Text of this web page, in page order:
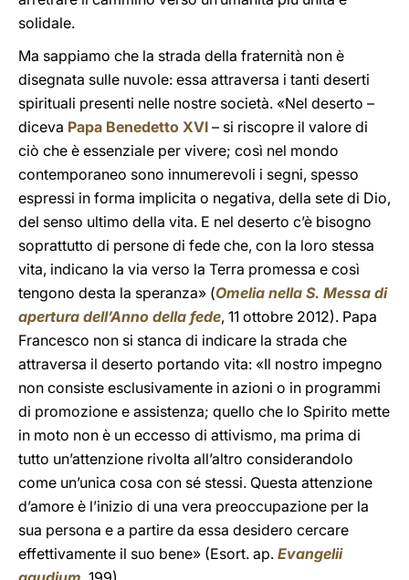
solidale.
Ma sappiamo che la strada della fraternità non è
disegnata sulle nuvole: essa attraversa i tanti deserti
spirituali presenti nelle nostre società. «Nel deserto –
diceva Papa Benedetto XVI – si riscopre il valore di
ciò che è essenziale per vivere; così nel mondo
contemporaneo sono innumerevoli i segni, spesso
espressi in forma implicita o negativa, della sete di Dio,
del senso ultimo della vita. E nel deserto c’è bisogno
soprattutto di persone di fede che, con la loro stessa
vita, indicano la via verso la Terra promessa e così
tengono desta la speranza» (Omelia nella S. Messa di
apertura dell’Anno della fede, 11 ottobre 2012). Papa
Francesco non si stanca di indicare la strada che
attraversa il deserto portando vita: «Il nostro impegno
non consiste esclusivamente in azioni o in programmi
di promozione e assistenza; quello che lo Spirito mette
in moto non è un eccesso di attivismo, ma prima di
tutto un’attenzione rivolta all’altro considerandolo
come un’unica cosa con sé stessi. Questa attenzione
d’amore è l’inizio di una vera preoccupazione per la
sua persona e a partire da essa desidero cercare
effettivamente il suo bene» (Esort. ap. Evangelii